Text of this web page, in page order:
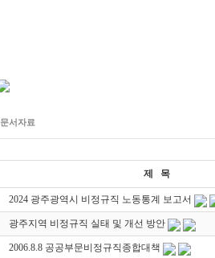
문서자료
제 목
2024 광주광역시 비정규직 노동통계 보고서
광주지역 비정규직 실태 및 개선 방안
2006.8.8 공공부문비정규직종합대책